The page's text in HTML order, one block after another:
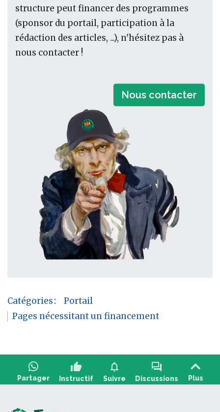
structure peut financer des programmes
(sponsor du portail, participation à la
rédaction des articles, ...), n'hésitez pas à
nous contacter !
Nous contacter
Catégories:
Portail
Pages nécessitant un financement
Partager
thumb_up
Instructif
notifications
Suivre
forum
Discussions Plus